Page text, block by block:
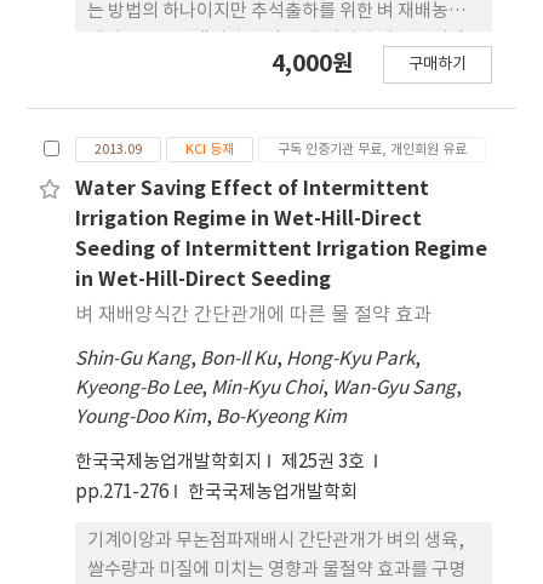
는 방법의 하나이지만 추석출하를 위한 벼 재배농가
시기 결정을 하는데 어려움이 있다. 따라서 추석일자
등숙일수 등을 고려한 조생종, 중생종, 중만생종 이앙
시기를 설정하였다. 벼 이앙시기에 7일간의 평균기온
15oC 조건이 최초로 시작되는 일자를 조기이앙의 기
준으로 할 때 가장 먼저 위의 조건에 도달한 지역과 일
자는 경북 대구와 경남 창원으로 4월 16일 이었으며,
가장 늦은 지역은 경북 봉화로 대구에 비해 27일이 늦
까지 소요일수는 5월 10일 이앙시 76일, 6월 25일 이
앙시 57일이었고, 평균온도는 5월 10일 이앙시
22.1oC, 6월 25일 이앙시 25.9oC로 이앙이 빨라지면
출수까지 평균온도는 낮으나 출수 소요일수가 길어져
적산온도는 많아졌다. 중생종 재배시 이앙에서 출수
기까지 소요일수는 4월 21일 이앙시 95일, 6월 4일 이
앙시 72일이었고, 평균온도는 4월 21일 이앙시
20.3oC, 6월 4일 이앙시 24.7oC이었다. 중만생종 재
4,000원 구매하기
2013.09 KCI 등재 구독 인증기관 무료, 개인회원 유료
Water Saving Effect of Intermittent
Irrigation Regime in Wet-Hill-Direct
Seeding of Intermittent Irrigation Regime
in Wet-Hill-Direct Seeding
벼 재배양식간 간단관개에 따른 물 절약 효과
Shin-Gu Kang, Bon-Il Ku, Hong-Kyu Park,
Kyeong-Bo Lee, Min-Kyu Choi, Wan-Gyu Sang,
Young-Doo Kim, Bo-Kyeong Kim
한국국제농업개발학회지
제25권 3호
pp.271-276
한국국제농업개발학회
기계이앙과 무논점파재배시 간단관개가 벼의 생육,
쌀수량과 미질에 미치는 영향과 물절약 효과를 구명